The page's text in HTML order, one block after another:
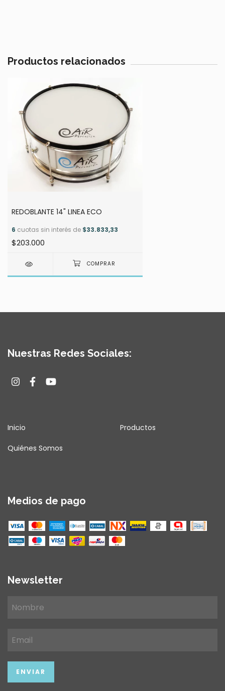
Productos relacionados
REDOBLANTE 14" LINEA ECO
6 cuotas sin interés de $33.833,33
$203.000
Nuestras Redes Sociales:
Inicio Productos
Quiénes Somos
Medios de pago
Newsletter